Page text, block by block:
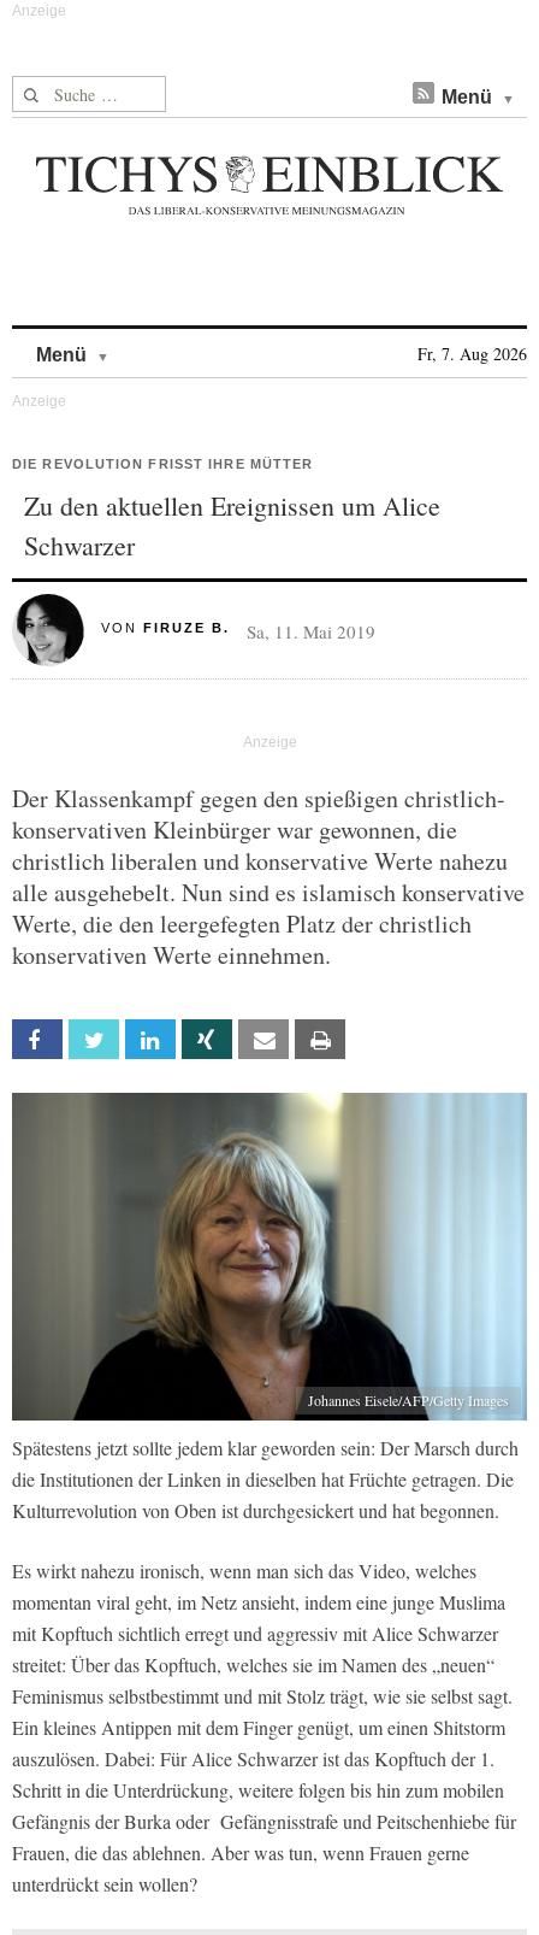
Suche nach: Menü
Menü Fr, 7. Aug 2026
DIE REVOLUTION FRISST IHRE MÜTTER
Zu den aktuellen Ereignissen um Alice
Schwarzer
VON FIRUZE B. Sa, 11. Mai 2019
Der Klassenkampf gegen den spießigen christlich-
konservativen Kleinbürger war gewonnen, die
christlich liberalen und konservative Werte nahezu
alle ausgehebelt. Nun sind es islamisch konservative
Werte, die den leergefegten Platz der christlich
konservativen Werte einnehmen.
Facebook Twitter Linkedin Xing Email
Johannes Eisele/AFP/Getty Images
Spätestens jetzt sollte jedem klar geworden sein: Der Marsch durch
die Institutionen der Linken in dieselben hat Früchte getragen. Die
Kulturrevolution von Oben ist durchgesickert und hat begonnen.
Es wirkt nahezu ironisch, wenn man sich das Video, welches
momentan viral geht, im Netz ansieht, indem eine junge Muslima
mit Kopftuch sichtlich erregt und aggressiv mit Alice Schwarzer
streitet: Über das Kopftuch, welches sie im Namen des „neuen“
Feminismus selbstbestimmt und mit Stolz trägt, wie sie selbst sagt.
Ein kleines Antippen mit dem Finger genügt, um einen Shitstorm
auszulösen. Dabei: Für Alice Schwarzer ist das Kopftuch der 1.
Schritt in die Unterdrückung, weitere folgen bis hin zum mobilen
Gefängnis der Burka oder Gefängnisstrafe und Peitschenhiebe für
Frauen, die das ablehnen. Aber was tun, wenn Frauen gerne
unterdrückt sein wollen?